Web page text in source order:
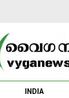
INDIA